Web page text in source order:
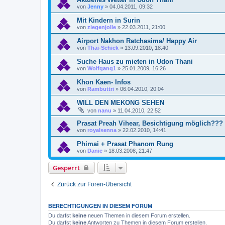
von Jenny » 04.04.2011, 09:32
Mit Kindern in Surin
von ziegenjolle » 22.03.2011, 21:00
Airport Nakhon Ratchasima/ Happy Air
von Thai-Schick » 13.09.2010, 18:40
Suche Haus zu mieten in Udon Thani
von Wolfgang1 » 25.01.2009, 16:26
Khon Kaen- Infos
von Rambuttri » 06.04.2010, 20:04
WILL DEN MEKONG SEHEN
von nanu » 11.04.2010, 22:52
Prasat Preah Vihear, Besichtigung möglich???
von royalsenna » 22.02.2010, 14:41
Phimai + Prasat Phanom Rung
von Danie » 18.03.2008, 21:47
Gesperrt
Zurück zur Foren-Übersicht
BERECHTIGUNGEN IN DIESEM FORUM
Du darfst keine neuen Themen in diesem Forum erstellen.
Du darfst keineAntworten zu Themen in diesem Forum erstellen.